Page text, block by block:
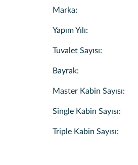
size sunacaktır.
başına veya günlük SeaBob,
Marka:
Yapım Yılı:
Tuvalet Sayısı:
Bayrak:
Master Kabin Sayısı:
Single Kabin Sayısı:
Triple Kabin Sayısı: